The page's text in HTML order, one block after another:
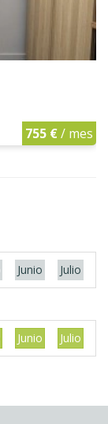
755 €/ mes
Junio Julio
Junio Julio